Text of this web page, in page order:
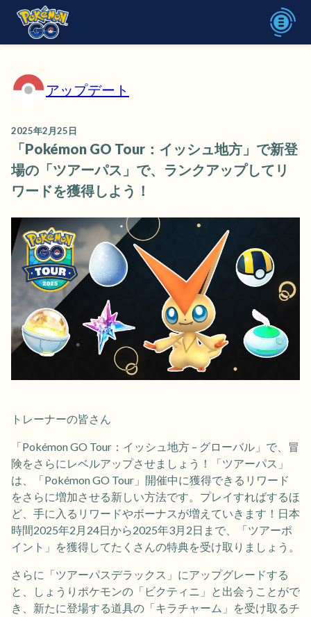
アップデート
2025年2月25日
「Pokémon GO Tour：イッシュ地方」で新登
場の「ツアーパス」で、ランクアップしてリ
ワードを獲得しよう！
トレーナーの皆さん
「Pokémon GO Tour：イッシュ地方 – グローバル」で、冒
険をさらにレベルアップさせましょう！「ツアーパス」
は、「Pokémon GO Tour」開催中に獲得できるリワード
をさらに増加させる新しい方法です。プレイすればするほ
ど、手に入るリワードやボーナスが増えていきます！日本
時間2025年2月24日から2025年3月2日まで、「ツアーポ
イント」を獲得してたくさんの特典を受け取りましょう。
さらに「ツアーパスデラックス」にアップグレードする
と、しょうりポケモンの「ビクティニ」と出会うことがで
き、新たに登場する道具の「キラチャーム」を受け取るチ